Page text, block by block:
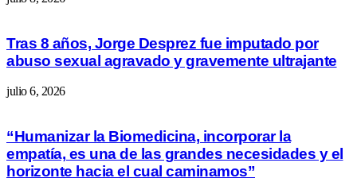
Tras 8 años, Jorge Desprez fue imputado por
abuso sexual agravado y gravemente ultrajante
julio 6, 2026
“Humanizar la Biomedicina, incorporar la
empatía, es una de las grandes necesidades y el
horizonte hacia el cual caminamos”